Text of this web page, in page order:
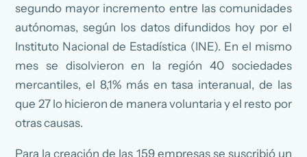
segundo mayor incremento entre las comunidades
autónomas, según los datos difundidos hoy por el
Instituto Nacional de Estadística (INE). En el mismo
mes se disolvieron en la región 40 sociedades
mercantiles, el 8,1% más en tasa interanual, de las
que 27 lo hicieron de manera voluntaria y el resto por
otras causas.
Para la creación de las 159 empresas se suscribió un